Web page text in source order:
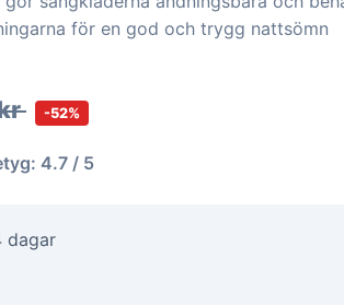
för en god och trygg nattsömn
-52%
4.7 / 5
dagar